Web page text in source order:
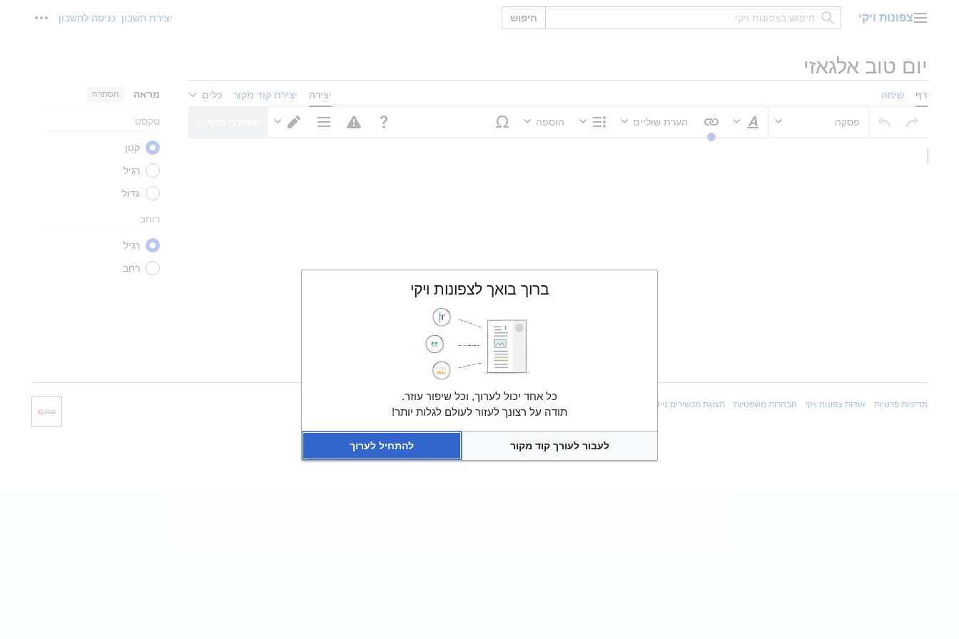
תפריט ראשיצפונות ויקי חיפוש יצירת חשבון כניסה לחשבוןכלים אישיים
יום טוב אלגאזי
דף שיחה יצירה יצירת קוד מקור כלים מראה הסתרה
טקסט
קטן
רגיל
גדול
רוחב
רגיל
רחב
פסקה
סגנוּן טקסט
הערת שוליים
הוספה
מדיניות פרטיות אודות צפונות ויקי הבהרות משפטיות תצוגת מכשירים ניידים
ברוך בואך לצפונות ויקי
כל אחד יכול לערוך, וכל שיפור עוזר.
תודה על רצונך לעזור לעולם לגלות יותר!
לעבור לעורך קוד מקור להתחיל לערוך